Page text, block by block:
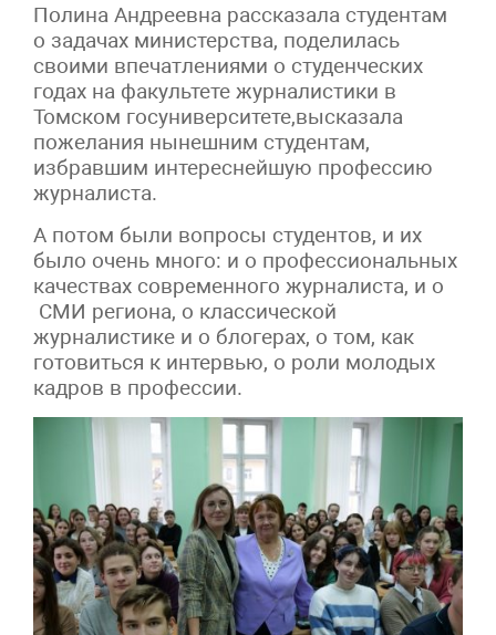
Полина Андреевна рассказала студентам
о задачах министерства, поделилась
своими впечатлениями о студенческих
годах на факультете журналистики в
Томском госуниверситете,высказала
пожелания нынешним студентам,
избравшим интереснейшую профессию
журналиста.
А потом были вопросы студентов, и их
было очень много: и о профессиональных
качествах современного журналиста, и о
СМИ региона, о классической
журналистике и о блогерах, о том, как
готовиться к интервью, о роли молодых
кадров в профессии.